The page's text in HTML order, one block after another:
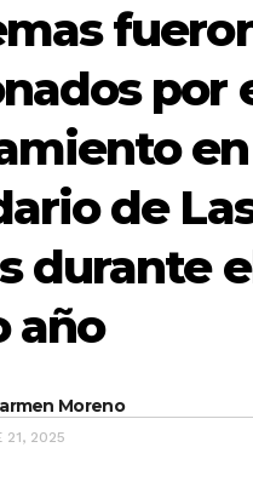
por
de
durante
año
Moreno
21, 2025